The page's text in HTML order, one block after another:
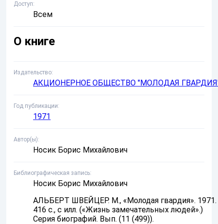
Доступ
Всем
О книге
Издательство
АКЦИОНЕРНОЕ ОБЩЕСТВО "МОЛОДАЯ
Год публикации
1971
Автор(ы)
Носик Борис Михайлович
Библиографическая запись
Носик Борис Михайлович
АЛЬБЕРТ ШВЕЙЦЕР. М., «Молодая гвардия». 1971.
416 с., с илл. («Жизнь замечательных людей».)
Серия биографий. Вып. (11 (499)).